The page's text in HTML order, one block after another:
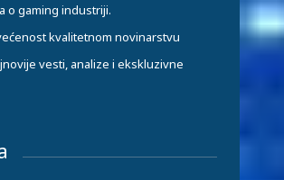
o gaming industriji.
kvalitetnom novinarstvu
vesti, analize i ekskluzivne